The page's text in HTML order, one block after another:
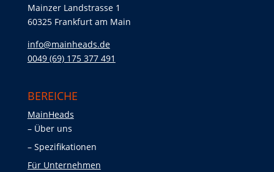
Mainzer Landstrasse 1
60325 Frankfurt am Main
info@mainheads.de
0049 (69) 175 377 491
BEREICHE
MainHeads
Über uns
Spezifikationen
Für Unternehmen